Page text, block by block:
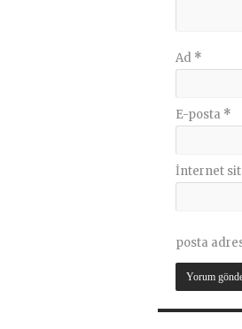
Ad *
E-posta *
İnternet
posta